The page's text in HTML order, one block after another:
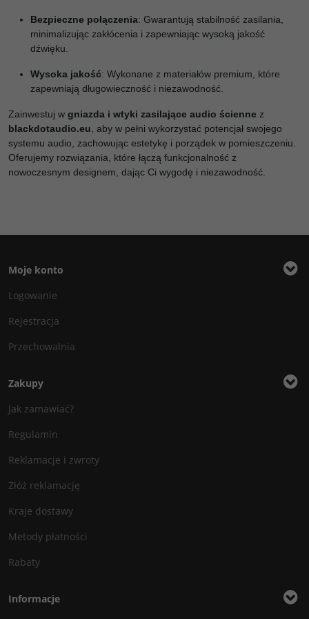
Bezpieczne połączenia: Gwarantują stabilność zasilania,
minimalizując zakłócenia i zapewniając wysoką jakość
dźwięku.
Wysoka jakość: Wykonane z materiałów premium, które
zapewniają długowieczność i niezawodność.
Zainwestuj w gniazda i wtyki zasilające audio ścienne z
blackdotaudio.eu , aby w pełni wykorzystać potencjał swojego
systemu audio, zachowując estetykę i porządek w pomieszczeniu.
Oferujemy rozwiązania, które łączą funkcjonalność z
nowoczesnym designem, dając Ci wygodę i niezawodność.
Moje konto
Logowanie
Rejestracja
Przechowalnia
Zakupy
Jak zamawiać?
Regulamin
Reklamacje i zwroty
Złóż reklamację
Kraje dostawy
Metody płatności
Rabaty
Informacje